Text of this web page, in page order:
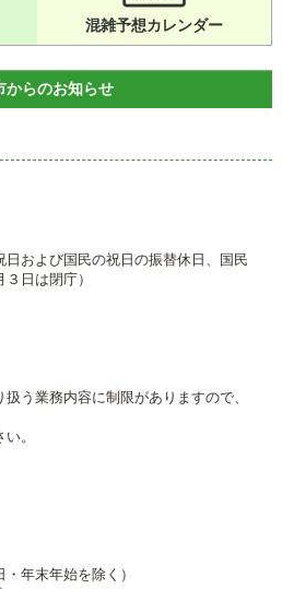
混雑予想カレンダー
からのお知らせ
日および国民の祝日の振替休日、国民
日は閉庁）
う業務内容に制限がありますので、
。
年末年始を除く）